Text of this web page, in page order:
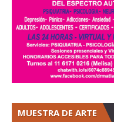
MUESTRA DE ARTE